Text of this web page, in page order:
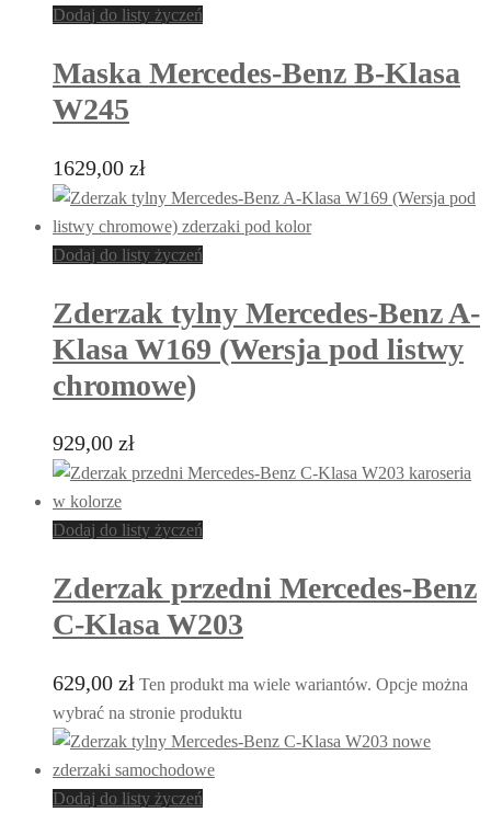
Dodaj do listy życzeń
Maska Mercedes-Benz B-Klasa
W245
1629,00 zł
Dodaj do listy życzeń
Zderzak tylny Mercedes-Benz A-
Klasa W169 (Wersja pod listwy
chromowe)
929,00 zł
Dodaj do listy życzeń
Zderzak przedni Mercedes-Benz
C-Klasa W203
629,00 zł Ten produkt ma wiele wariantów. Opcje można
wybrać na stronie produktu
Dodaj do listy życzeń